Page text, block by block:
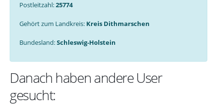
Postleitzahl:25774
Gehört zum Landkreis: Kreis Dithmarschen
Bundesland:Schleswig-Holstein
Danach haben andere User
gesucht: